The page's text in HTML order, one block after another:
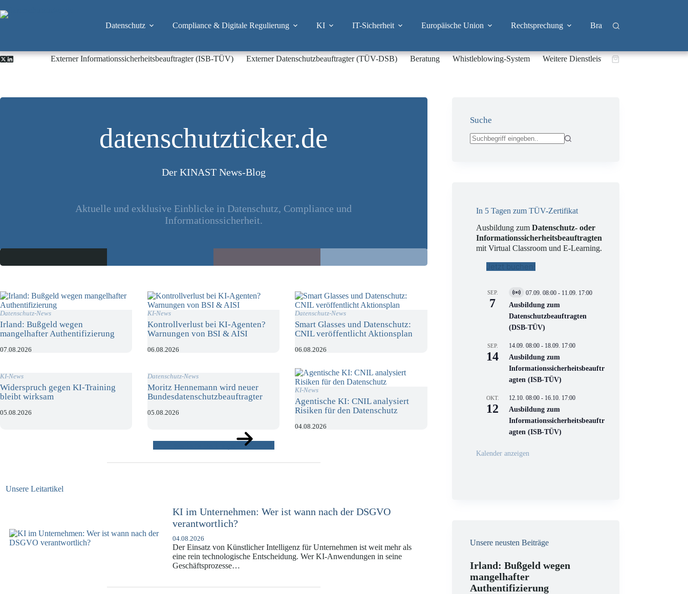
Inhalt
Datenschutz Compliance & Digitale Regulierung KI IT-Sicherheit Europäische Union Rechtsprechung Branchen
Externer Informationssicherheitsbeauftragter (ISB-TÜV) Externer Datenschutzbeauftragter (TÜV-DSB) Beratung Whistleblowing-System Weitere DienstleistungenWarenkorb
datenschutzticker.de
Der KINAST News-Blog
Aktuelle und exklusive Einblicke in Datenschutz, Compliance und
Informationssicherheit.
Datenschutz-News
Irland: Bußgeld wegen
mangelhafter Authentifizierung
07.08.2026
KI-News
Kontrollverlust bei KI-Agenten?
Warnungen von BSI & AISI
06.08.2026
Datenschutz-News
Smart Glasses und Datenschutz:
CNIL veröffentlicht Aktionsplan
06.08.2026
KI-News
Widerspruch gegen KI-Training
bleibt wirksam
05.08.2026
Datenschutz-News
Moritz Hennemann wird neuer
Bundesdatenschutzbeauftragter
05.08.2026
KI-News
Agentische KI: CNIL analysiert
Risiken für den Datenschutz
04.08.2026
Unsere Leitartikel
KI im Unternehmen: Wer ist wann nach der DSGVO
verantwortlich?
04.08.2026
Der Einsatz von Künstlicher Intelligenz für Unternehmen ist weit mehr als
eine rein technologische Entscheidung. Wer KI-Anwendungen in seine
Geschäftsprozesse…
Suche
In 5 Tagen zum TÜV-Zertifikat
Ausbildung zumDatenschutz- oder
Informationssicherheitsbeauftragten
mit Virtual Classroom und E-Learning.
Jetzt buchen!
SEP.
7
V
i
t
u
l
V
e
r
n
s
t
a
t
n
07.09. 08:00 - 11.09. 17:00
Ausbildung zum
Datenschutzbeauftragten
(DSB-TÜV)
SEP.
14
14.09. 08:00 - 18.09. 17:00
Ausbildung zum
Informationssicherheitsbeauftr
agten (ISB-TÜV)
OKT.
12
12.10. 08:00 - 16.10. 17:00
Ausbildung zum
Informationssicherheitsbeauftr
agten (ISB-TÜV)
Kalender anzeigen
Unsere neusten Beiträge
Irland: Bußgeld wegen
mangelhafter
Authentifizierung